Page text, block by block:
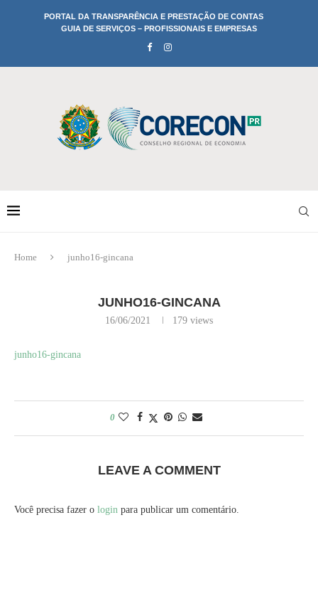
PORTAL DA TRANSPARÊNCIA E PRESTAÇÃO DE CONTAS
GUIA DE SERVIÇOS – PROFISSIONAIS E EMPRESAS
Home junho16-gincana
JUNHO16-GINCANA
16/06/2021 179 views
junho16-gincana
0
LEAVE A COMMENT
Você precisa fazer o login para publicar um comentário.